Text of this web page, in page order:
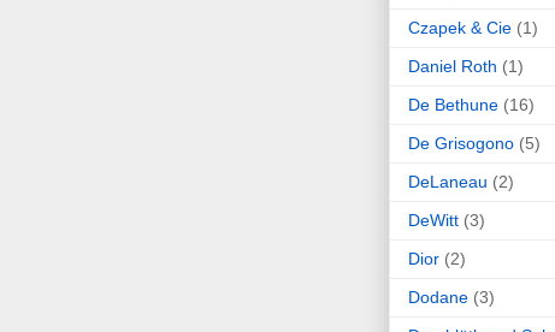
Czapek & Cie (1)
Daniel Roth (1)
De Bethune (16)
De Grisogono (5)
DeLaneau (2)
DeWitt (3)
Dior (2)
Dodane (3)